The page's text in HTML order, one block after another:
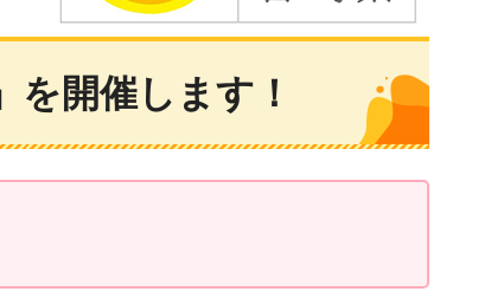
を開催します！